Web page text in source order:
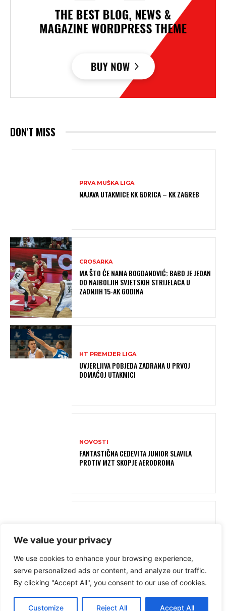
We value your privacy
We use cookies to enhance your browsing experience,
serve personalized ads or content, and analyze our traffic.
By clicking "Accept All", you consent to our use of cookies.
Customize Reject All Accept All
DON'T MISS
PRVA MUŠKA LIGA
NAJAVA UTAKMICE KK GORICA – KK ZAGREB
CROSARKA
MA ŠTO ĆE NAMA BOGDANOVIĆ; BABO JE JEDAN
OD NAJBOLJIH SVJETSKIH STRIJELACA U
ZADNJIH 15-AK GODINA
HT PREMIJER LIGA
UVJERLJIVA POBJEDA ZADRANA U PRVOJ
DOMAĆOJ UTAKMICI
NOVOSTI
FANTASTIČNA CEDEVITA JUNIOR SLAVILA
PROTIV MZT SKOPJE AERODROMA
PORAZ CIBONE, 0-6 HRVATSKIH KLUBOVA U